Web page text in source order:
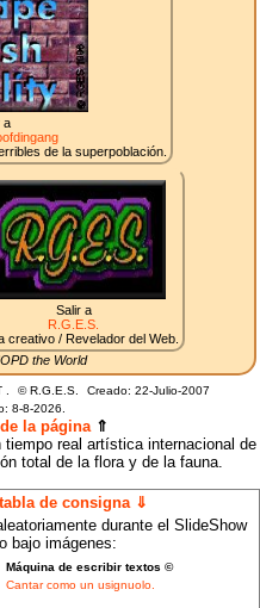
a
de la superpoblación.
Salir a
R.G.E.S.
creativo / Revelador del Web.
the World
. ©R.G.E.S.
Creado: 22-Julio-2007
8-8-2026.
la página⇑
real artística internacional de
total de la flora y de la fauna.
de consigna ⇓
durante el SlideShow
bajo imágenes:
Máquina de escribir textos ©
Cantar como un usignuolo.